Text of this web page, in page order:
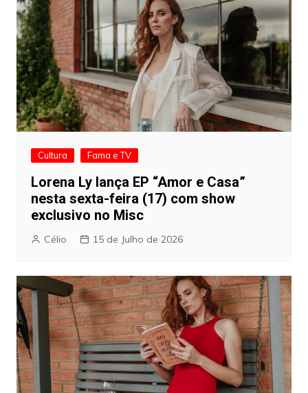
Cultura Fama e TV
Lorena Ly lança EP “Amor e Casa”
nesta sexta-feira (17) com show
exclusivo no Misc
Célio 15 de Julho de 2026